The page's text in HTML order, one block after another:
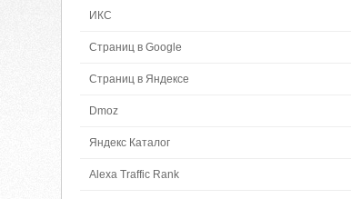
ИКС
Страниц в Google
Страниц в Яндексе
Dmoz
Яндекс Каталог
Alexa Traffic Rank